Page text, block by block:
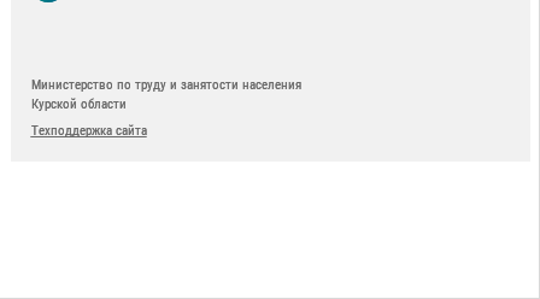
Министерство по труду и занятости населения
Курской области
Техподдержка сайта